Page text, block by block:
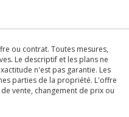
ou contrat. Toutes mesures,
Le descriptif et les plans ne
n'est pas garantie. Les
parties de la propriété. L'offre
vente, changement de prix ou